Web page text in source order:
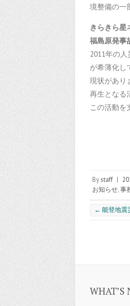
境整備の一
きらきら星
福島原
2011年の
が希薄化し
現状があり
再生となる
この活動を
Bystaff |
お知らせ,事
← 能登地震
WHAT’S